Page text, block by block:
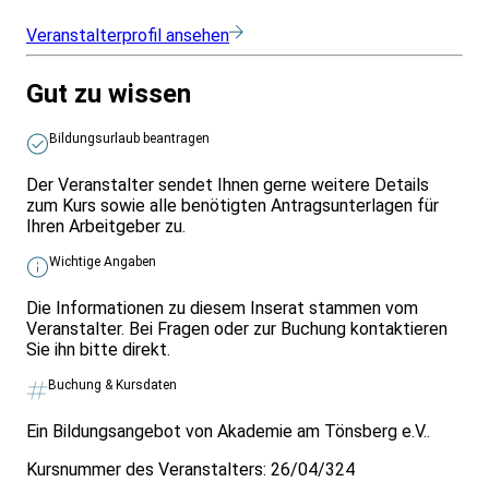
Veranstalterprofil ansehen
Gut zu wissen
Bildungsurlaub beantragen
Der Veranstalter sendet Ihnen gerne weitere Details
zum Kurs sowie alle benötigten Antragsunterlagen für
Ihren Arbeitgeber zu.
Wichtige Angaben
Die Informationen zu diesem Inserat stammen vom
Veranstalter. Bei Fragen oder zur Buchung kontaktieren
Sie ihn bitte direkt.
Buchung & Kursdaten
Ein Bildungsangebot von Akademie am Tönsberg e.V..
Kursnummer des Veranstalters: 26/04/324